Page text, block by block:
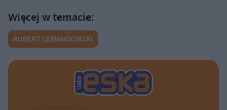
ROBERT LEWANDOWSKI